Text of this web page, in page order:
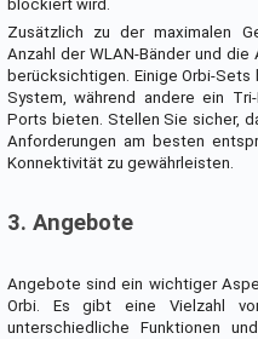
blockiert wird.
Zusätzlich zu der maximalen
Anzahl der WLAN-Bänder und
berücksichtigen. Einige Orbi-Sets
System, während andere ein
Ports bieten. Stellen Sie sicher,
Anforderungen am besten
Konnektivität zu gewährleisten.
3. Angebote
Angebote sind ein wichtiger
Orbi. Es gibt eine Vielzahl
unterschiedliche Funktionen